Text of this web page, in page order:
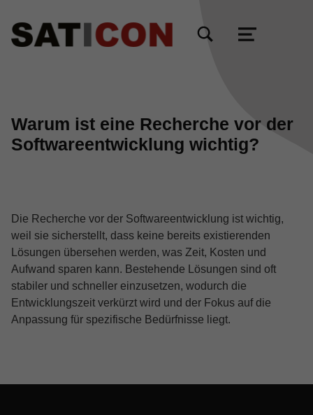
TOGGLE SEARCH FORM MODAL BOX
MENU
Warum ist eine Recherche vor der
Softwareentwicklung wichtig?
Die Recherche vor der Softwareentwicklung ist wichtig,
weil sie sicherstellt, dass keine bereits existierenden
Lösungen übersehen werden, was Zeit, Kosten und
Aufwand sparen kann. Bestehende Lösungen sind oft
stabiler und schneller einzusetzen, wodurch die
Entwicklungszeit verkürzt wird und der Fokus auf die
Anpassung für spezifische Bedürfnisse liegt.